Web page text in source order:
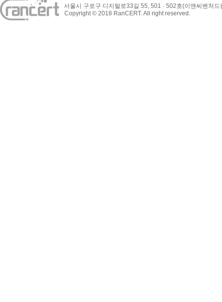
서울시 구로구 디지털로33길 55, 501 · 502호(이앤씨벤처드
Copyright © 2018 RanCERT. All right reserved.